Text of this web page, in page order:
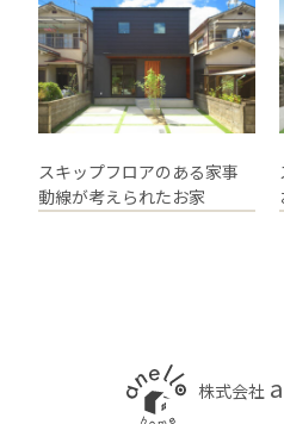
スキップフロアのある家事
動線が考えられたお家
株式会社